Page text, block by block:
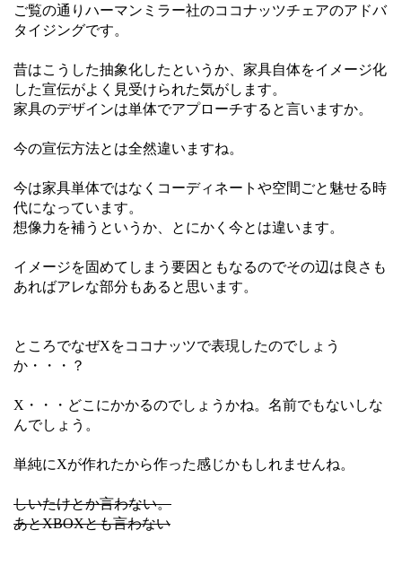
ご覧の通りハーマンミラー社のココナッツチェアのアドバ
タイジングです。
昔はこうした抽象化したというか、家具自体をイメージ化
した宣伝がよく見受けられた気がします。
家具のデザインは単体でアプローチすると言いますか。
今の宣伝方法とは全然違いますね。
今は家具単体ではなくコーディネートや空間ごと魅せる時
代になっています。
想像力を補うというか、とにかく今とは違います。
イメージを固めてしまう要因ともなるのでその辺は良さも
あればアレな部分もあると思います。
ところでなぜXをココナッツで表現したのでしょう
か・・・？
X・・・どこにかかるのでしょうかね。名前でもないしな
んでしょう。
単純にXが作れたから作った感じかもしれませんね。
しいたけとか言わない。
あとXBOXとも言わない